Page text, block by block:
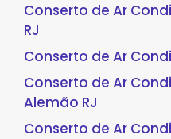
Conserto de Ar
RJ
Conserto de Ar
Conserto de Ar
Alemão RJ
Conserto de Ar